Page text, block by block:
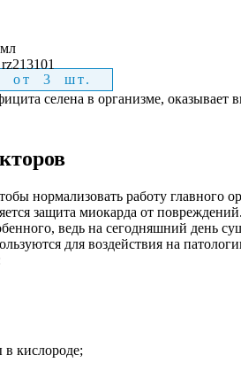
rz213101
от 3 шт.
селена в организме, оказывает
нормализовать работу главного
защита миокарда от
ведь на сегодняшний день
для воздействия на
кислороде;